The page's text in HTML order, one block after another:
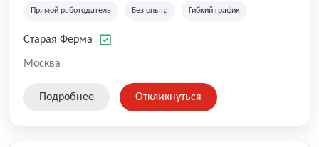
компания владеет 5 розничными магазинами, а также
России (Wildberries, Ozon, Яндекс. Маркет и
на глобальной доставке товаров по всей территории
SKU, премиальные бренды кормов и собственные
Прямой работодатель Без опыта Гибкий график
Старая Ферма
Москва
Подробнее Откликнуться